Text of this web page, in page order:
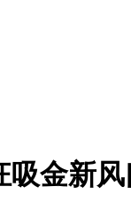
吸金新风